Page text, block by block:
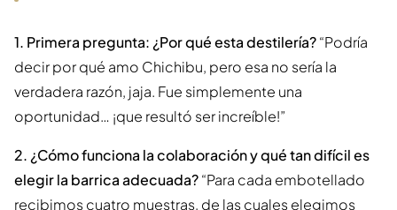
1. Primera pregunta: ¿Por qué esta destilería?“Podría
decir por qué amo Chichibu, pero esa no sería la
verdadera razón, jaja. Fue simplemente una
oportunidad… ¡que resultó ser increíble!”
2. ¿Cómo funciona la colaboración y qué tan difícil es
elegir la barrica adecuada?“Para cada embotellado
recibimos cuatro muestras, de las cuales elegimos